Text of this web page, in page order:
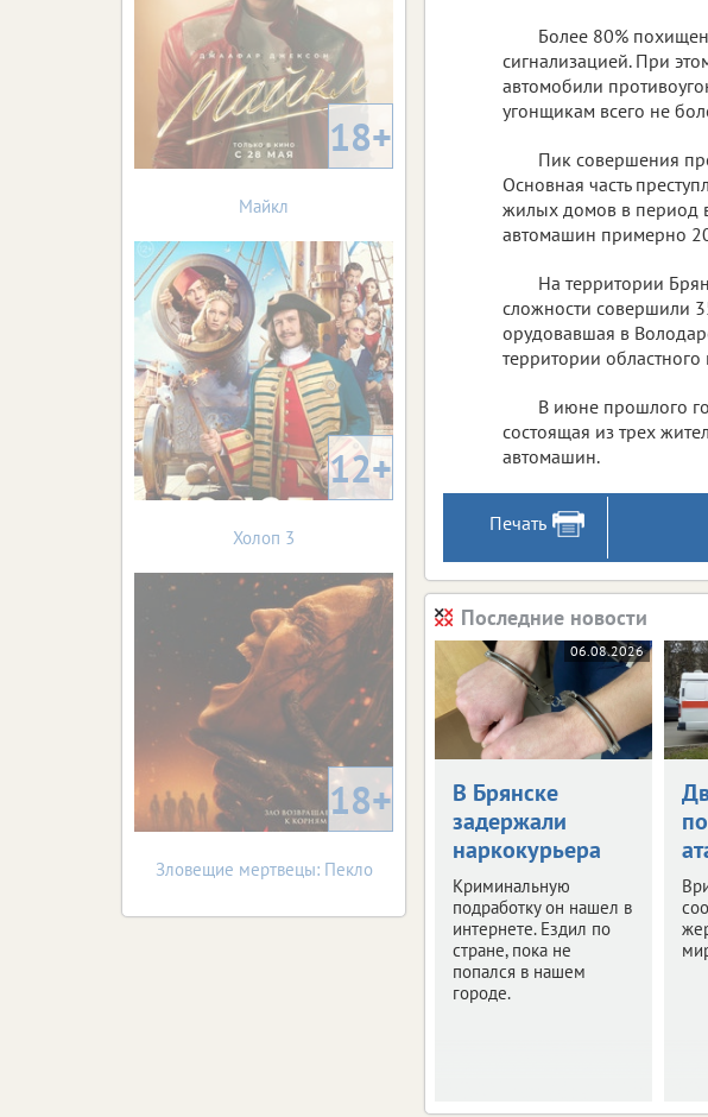
Более 80%
сигнализацией. При
автомобили
угонщикам всего не
Пик совершения
Основная часть
жилых домов в период
автомашин примерно
На территории
сложности совершили
орудовавшая в
территории областного
В июне прошлого
состоящая из трех
автомашин.
Печать
Последние новости
06.08.2026
В Брянске
задержали
наркокурьера
Криминальную
подработку он нашел в
интернете. Ездил по
стране, пока не
попался в нашем
городе.
18+
Майкл
12+
Холоп 3
18+
Зловещие мертвецы: Пекло